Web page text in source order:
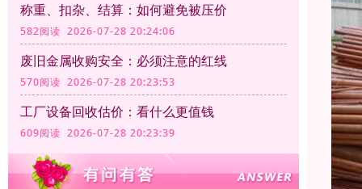
称重、扣杂、结算：如何避免被压价
582阅读 2026-07-28 20:24:06
废旧金属收购安全：必须注意的红线
570阅读 2026-07-28 20:23:53
工厂设备回收估价：看什么更值钱
609阅读 2026-07-28 20:23:39